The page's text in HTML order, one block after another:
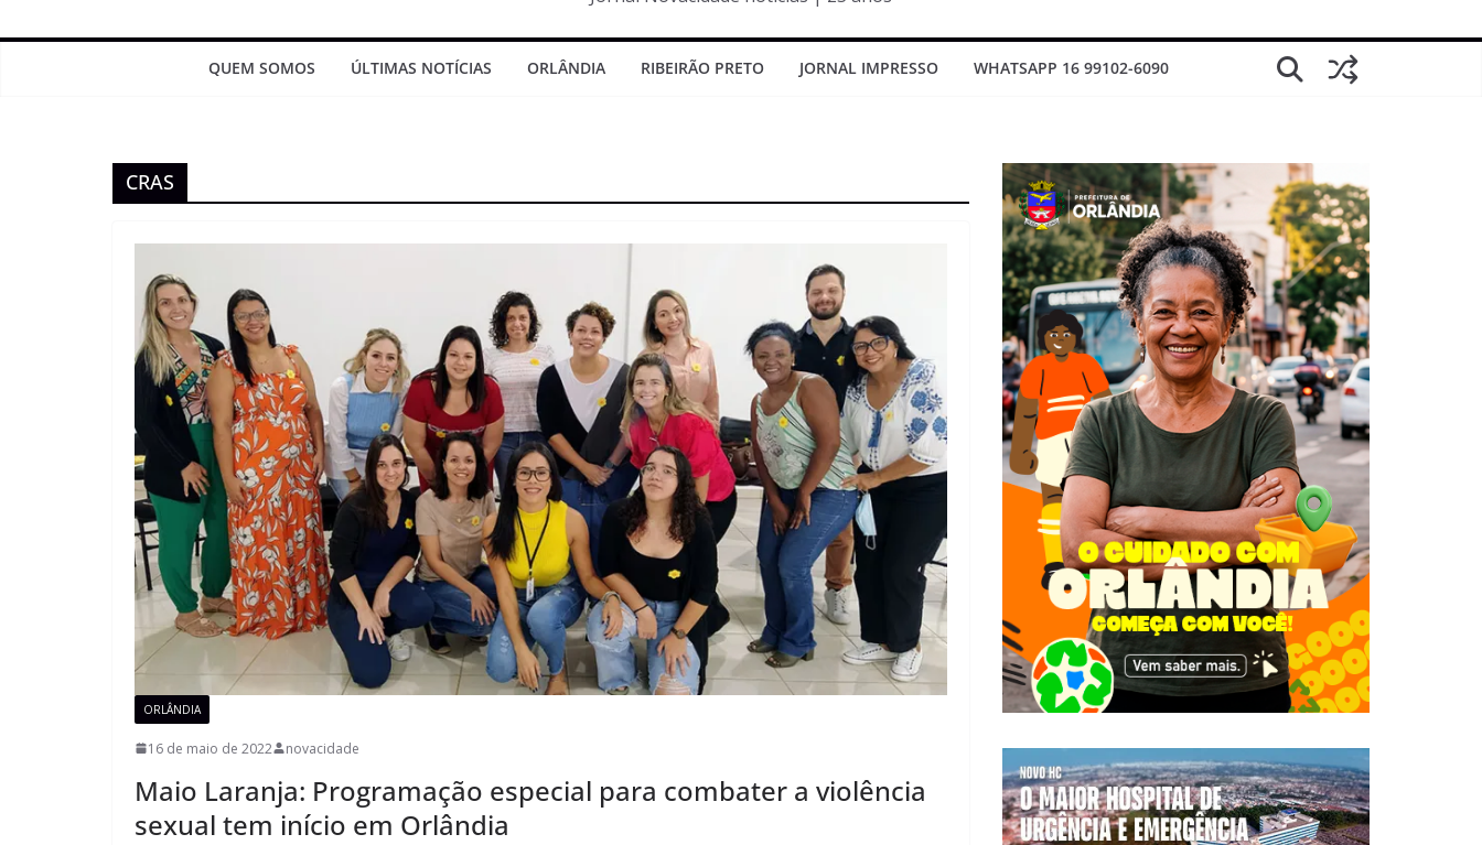
QUEM SOMOS ÚLTIMAS NOTÍCIAS ORLÂNDIA RIBEIRÃO PRETO JORNAL IMPRESSO WHATSAPP 16 99102-6090
CRAS
ORLÂNDIA
16 de maio de 2022 novacidade
Maio Laranja: Programação especial para combater a violência
sexual tem início em Orlândia